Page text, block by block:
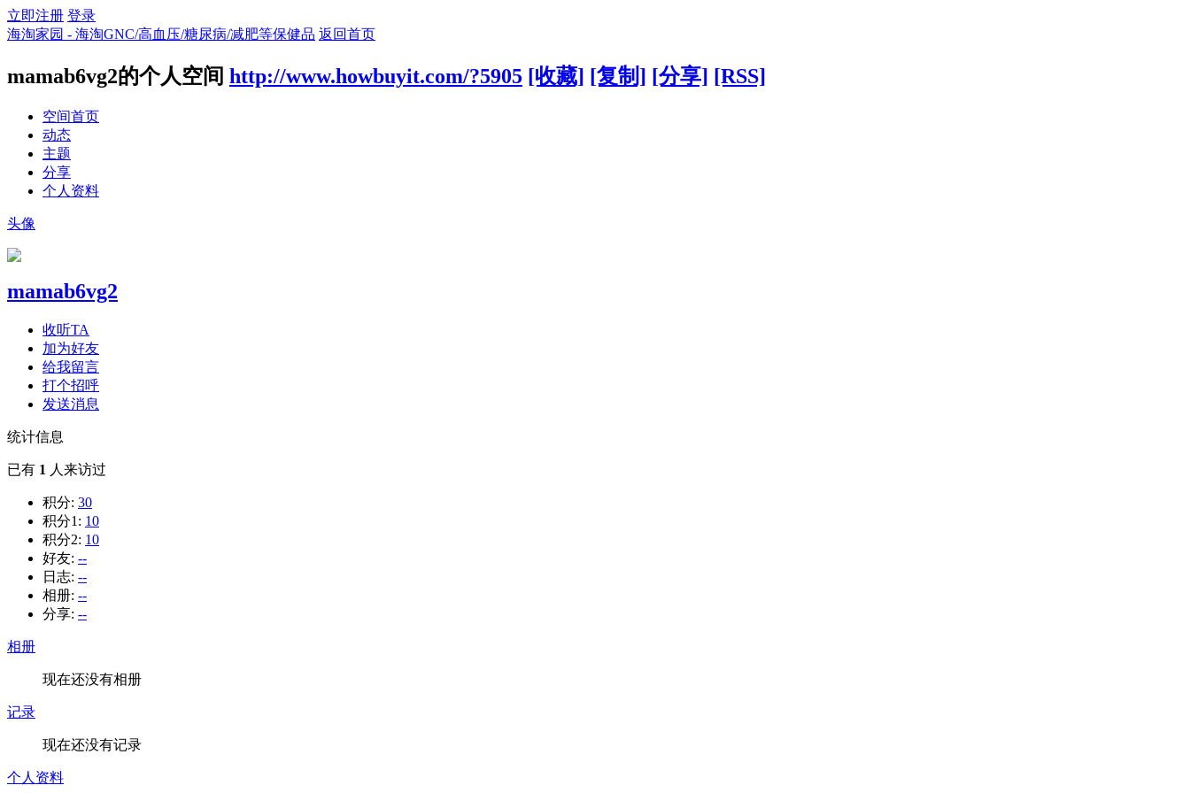
立即注册 登录
海淘家园 - 海淘GNC/高血压/糖尿病/减肥等保健品 返回首页
mamab6vg2的个人空间 http://www.howbuyit.com/?5905 [收藏] [复制] [分享] [RSS]
空间首页
动态
主题
分享
个人资料
头像
mamab6vg2
收听TA
加为好友
给我留言
打个招呼
发送消息
统计信息
已有 1 人来访过
积分: 30
积分1: 10
积分2: 10
好友: --
日志: --
相册: --
分享: --
相册
现在还没有相册
记录
现在还没有记录
个人资料